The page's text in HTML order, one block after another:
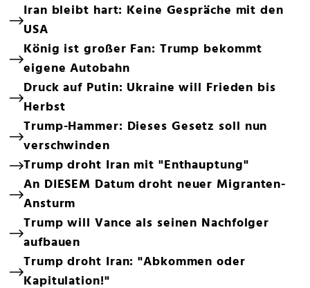
Iran bleibt hart: Keine Gespräche mit den
USA
König ist großer Fan: Trump bekommt
eigene Autobahn
Druck auf Putin: Ukraine will Frieden bis
Herbst
Trump-Hammer: Dieses Gesetz soll nun
verschwinden
Trump droht Iran mit "Enthauptung"
An DIESEM Datum droht neuer Migranten-
Ansturm
Trump will Vance als seinen Nachfolger
aufbauen
Trump droht Iran: "Abkommen oder
Kapitulation!"